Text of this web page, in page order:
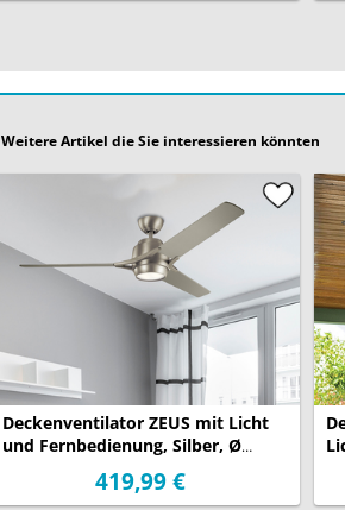
Weitere Artikel die Sie interessieren könnten
Deckenventilator ZEUS mit Licht
und Fernbedienung, Silber, Ø
419,99 €